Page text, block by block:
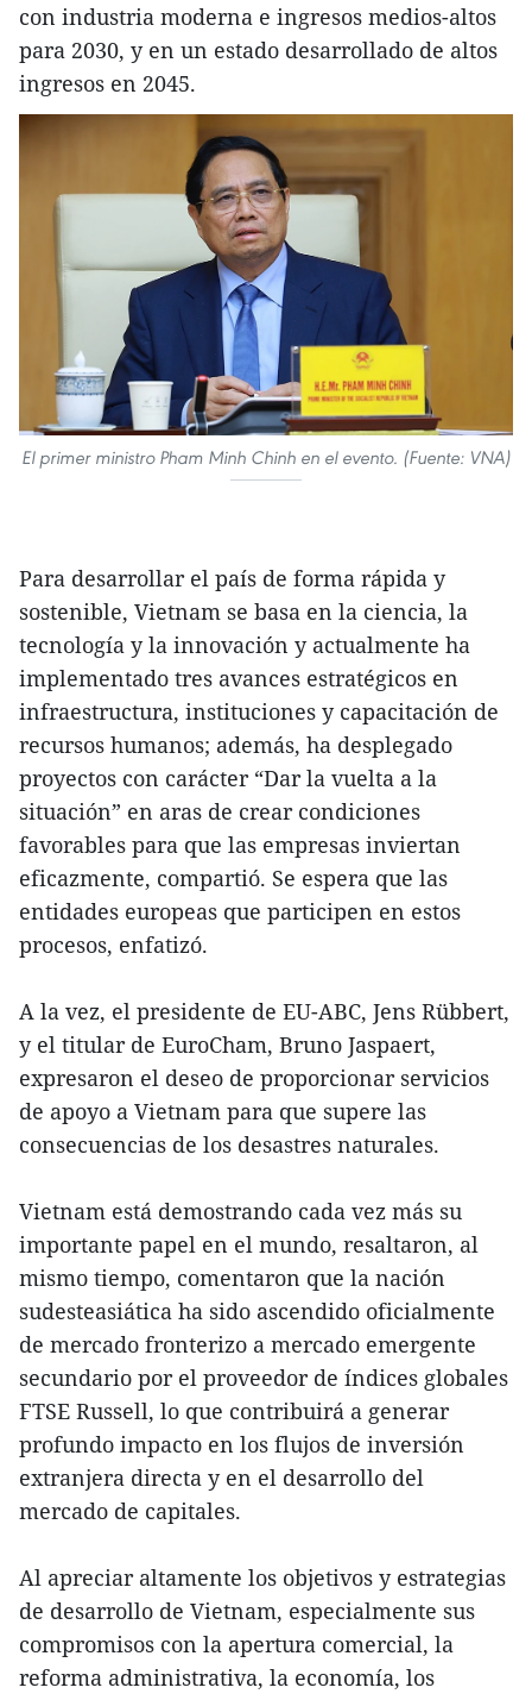
con industria moderna e ingresos medios-altos
para 2030, y en un estado desarrollado de altos
ingresos en 2045.
El primer ministro Pham Minh Chinh en el evento. (Fuente: VNA)
Para desarrollar el país de forma rápida y
sostenible, Vietnam se basa en la ciencia, la
tecnología y la innovación y actualmente ha
implementado tres avances estratégicos en
infraestructura, instituciones y capacitación de
recursos humanos; además, ha desplegado
proyectos con carácter “Dar la vuelta a la
situación” en aras de crear condiciones
favorables para que las empresas inviertan
eficazmente, compartió. Se espera que las
entidades europeas que participen en estos
procesos, enfatizó.
A la vez, el presidente de EU-ABC, Jens Rübbert,
y el titular de EuroCham, Bruno Jaspaert,
expresaron el deseo de proporcionar servicios
de apoyo a Vietnam para que supere las
consecuencias de los desastres naturales.
Vietnam está demostrando cada vez más su
importante papel en el mundo, resaltaron, al
mismo tiempo, comentaron que la nación
sudesteasiática ha sido ascendido oficialmente
de mercado fronterizo a mercado emergente
secundario por el proveedor de índices globales
FTSE Russell, lo que contribuirá a generar
profundo impacto en los flujos de inversión
extranjera directa y en el desarrollo del
mercado de capitales.
Al apreciar altamente los objetivos y estrategias
de desarrollo de Vietnam, especialmente sus
compromisos con la apertura comercial, la
reforma administrativa, la economía, los